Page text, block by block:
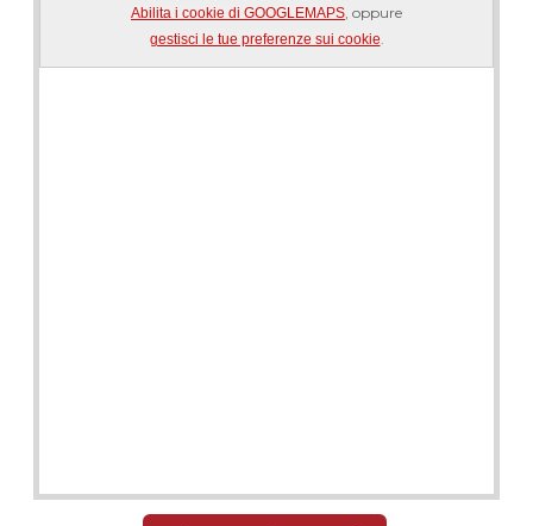
Abilita i cookie di GOOGLEMAPS, oppure
gestisci le tue preferenze sui cookie.